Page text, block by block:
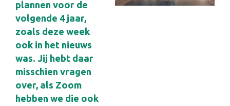
plannen voor de
volgende 4 jaar,
zoals deze week
ook in het nieuws
was. Jij hebt daar
misschien vragen
over, als Zoom
hebben we die ook